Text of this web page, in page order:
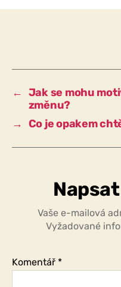
← Jak se mohu
změnu?
→ Co je opakem
Vaše e-mailová
Vyžadované
Komentář *